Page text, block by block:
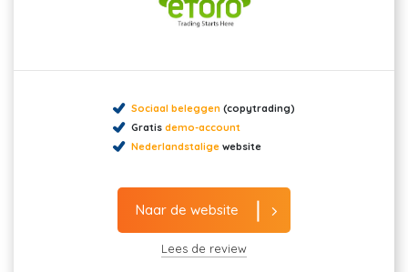
Sociaal beleggen (copytrading)
Gratis demo-account
Nederlandstalige website
Naar de website
Lees de review